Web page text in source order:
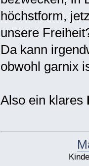
höchstform,
unsere
Da kann
obwohl garnix
Also ein klares